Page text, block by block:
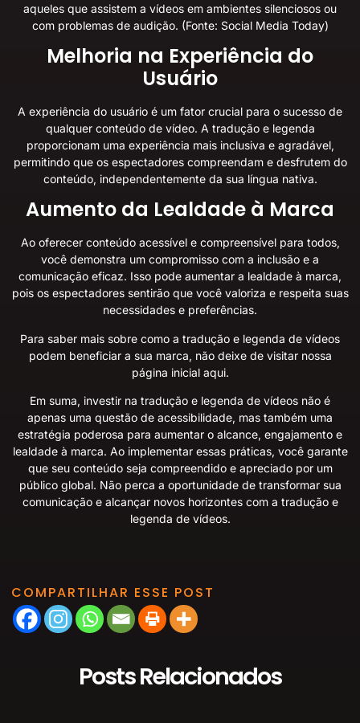
aqueles que assistem a vídeos em ambientes silenciosos ou
com problemas de audição. (Fonte: Social Media Today)
Melhoria na Experiência do
Usuário
A experiência do usuário é um fator crucial para o sucesso de
qualquer conteúdo de vídeo. A tradução e legenda
proporcionam uma experiência mais inclusiva e agradável,
permitindo que os espectadores compreendam e desfrutem do
conteúdo, independentemente da sua língua nativa.
Aumento da Lealdade à Marca
Ao oferecer conteúdo acessível e compreensível para todos,
você demonstra um compromisso com a inclusão e a
comunicação eficaz. Isso pode aumentar a lealdade à marca,
pois os espectadores sentirão que você valoriza e respeita suas
necessidades e preferências.
Para saber mais sobre como a tradução e legenda de vídeos
podem beneficiar a sua marca, não deixe de visitar nossa
página inicial aqui.
Em suma, investir na tradução e legenda de vídeos não é
apenas uma questão de acessibilidade, mas também uma
estratégia poderosa para aumentar o alcance, engajamento e
lealdade à marca. Ao implementar essas práticas, você garante
que seu conteúdo seja compreendido e apreciado por um
público global. Não perca a oportunidade de transformar sua
comunicação e alcançar novos horizontes com a tradução e
legenda de vídeos.
COMPARTILHAR ESSE POST
Posts Relacionados